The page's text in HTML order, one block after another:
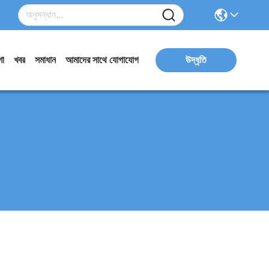
খবর সমাধান আমাদের সাথে যোগাযোগ উদ্ধৃতি